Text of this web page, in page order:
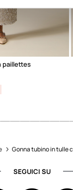
paillettes
Gonna tubino in tulle
SEGUICI SU